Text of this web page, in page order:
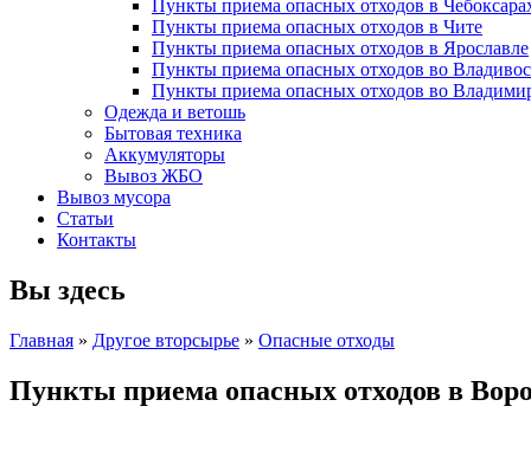
Пункты приема опасных отходов в
Пункты приема опасных отходов в Чите
Пункты приема опасных отходов в Ярославле
Пункты приема опасных отходов во
Пункты приема опасных отходов во
Одежда и ветошь
Бытовая техника
Аккумуляторы
Вывоз ЖБО
Вывоз мусора
Статьи
Контакты
Вы здесь
Главная » Другое вторсырье » Опасные отходы
Пункты приема опасных отходов в